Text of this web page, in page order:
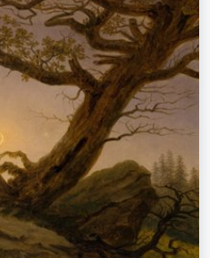
weide, abstract met veel rood, donker
olieverfschilderij, staand naakt naast
een boom.